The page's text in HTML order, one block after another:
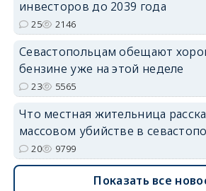
инвесторов до 2039 года
25 2146
Севастопольцам обещают
бензине уже на этой неделе
23 5565
Что местная жительница
массовом убийстве в
20 9799
Показать все